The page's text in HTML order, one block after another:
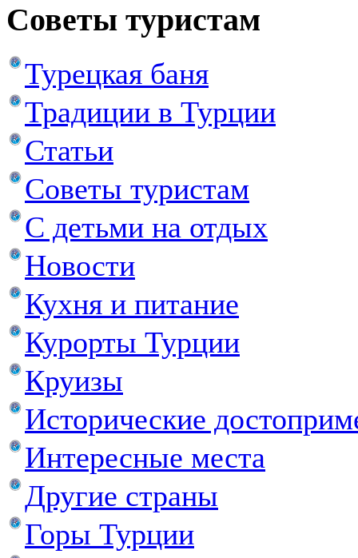
Советы туристам
Турецкая баня
Традиции в Турции
Статьи
Советы туристам
С детьми на отдых
Новости
Кухня и питание
Курорты Турции
Круизы
Исторические
Интересные места
Другие страны
Горы Турции